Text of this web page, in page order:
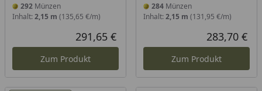
292 Münzen
Inhalt: 2,15 m (135,65 €/m)
Aktueller Preis
291,65 €
Zum Produkt
284Münzen
Inhalt: 2,15 m (131,95 €/m)
283,70 €
Zum Produkt